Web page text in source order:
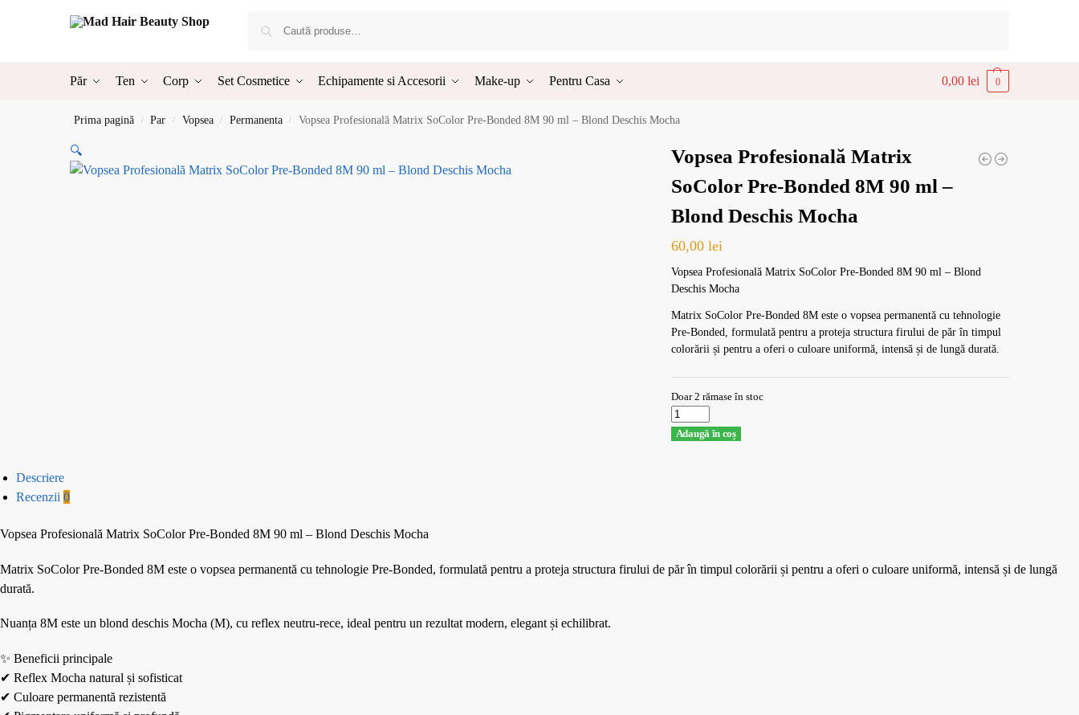
Păr Ten Corp Set Cosmetice Echipamente si Accesorii Make-up Pentru Casa 0,00 lei 0
Prima pagină / Par / Vopsea / Permanenta / Vopsea Profesională Matrix SoColor Pre-Bonded 8M 90 ml – Blond Deschis Mocha
🔍
Vopsea Profesională Matrix
SoColor Pre-Bonded 8M 90 ml –
Blond Deschis Mocha
60,00 lei
Vopsea Profesională Matrix SoColor Pre-Bonded 8M 90 ml – Blond
Deschis Mocha
Matrix SoColor Pre-Bonded 8M este o vopsea permanentă cu tehnologie
Pre-Bonded, formulată pentru a proteja structura firului de păr în timpul
colorării și pentru a oferi o culoare uniformă, intensă și de lungă durată.
Doar 2 rămase în stoc
Adaugă în coș
Descriere
Recenzii 0
Vopsea Profesională Matrix SoColor Pre-Bonded 8M 90 ml – Blond Deschis Mocha
Matrix SoColor Pre-Bonded 8M este o vopsea permanentă cu tehnologie Pre-Bonded, formulată pentru a proteja structura firului de păr în timpul colorării și pentru a oferi o culoare uniformă, intensă și de lungă
durată.
Nuanța 8M este un blond deschis Mocha (M), cu reflex neutru-rece, ideal pentru un rezultat modern, elegant și echilibrat.
✨ Beneficii principale
✔ Reflex Mocha natural și sofisticat
✔ Culoare permanentă rezistentă